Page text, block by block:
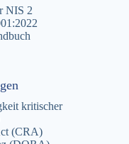
NIS 2
kritischer
(CRA)